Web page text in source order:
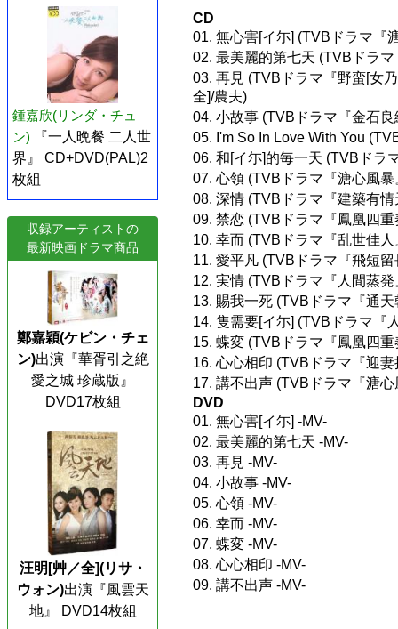
鍾嘉欣(リンダ・チュ
ン)
『一人晩餐 二人世
界』 CD+DVD(PAL)2
枚組
収録アーティストの
最新映画ドラマ商品
鄭嘉穎(ケビン・チェ
ン)出演『華胥引之絶
愛之城 珍蔵版』
DVD17枚組
汪明[艸／全](リサ・
ウォン)出演『風雲天
地』 DVD14枚組
CD
01. 無心害[イ尓] (TVBドラマ『
02. 最美麗的第七天 (TVBドラ
03. 再見 (TVBドラマ『野蛮[女
全]/農夫)
04. 小故事 (TVBドラマ『金石
05. I'm So In Love With You
06. 和[イ尓]的毎一天 (TVBドラ
07. 心領 (TVBドラマ『溏心風
08. 深情 (TVBドラマ『建築有
09. 禁恋 (TVBドラマ『鳳凰四
10. 幸而 (TVBドラマ『乱世佳
11. 愛平凡 (TVBドラマ『飛短
12. 実情 (TVBドラマ『人間蒸
13. 賜我一死 (TVBドラマ『通
14. 隻需要[イ尓] (TVBドラマ『
15. 蝶変 (TVBドラマ『鳳凰四
16. 心心相印 (TVBドラマ『迎
17. 講不出声 (TVBドラマ『溏
DVD
01. 無心害[イ尓] -MV-
02. 最美麗的第七天 -MV-
03. 再見 -MV-
04. 小故事 -MV-
05. 心領 -MV-
06. 幸而 -MV-
07. 蝶変 -MV-
08. 心心相印 -MV-
09. 講不出声 -MV-